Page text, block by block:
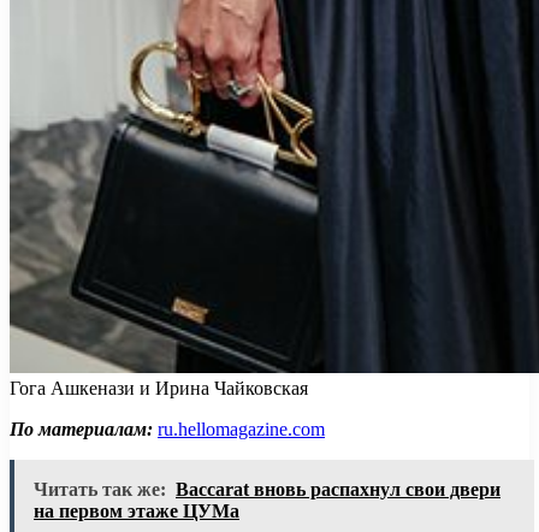
Гога Ашкенази и Ирина Чайковская
По материалам: ru.hellomagazine.com
Читать так же: Baccarat вновь распахнул свои двери
на первом этаже ЦУМа